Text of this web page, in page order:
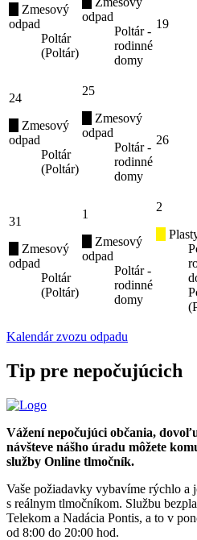
Zmesový
odpad
Poltár
(Poltár)
odpad
Poltár -
rodinné
domy
19
24
Zmesový
odpad
Poltár
(Poltár)
25
Zmesový
odpad
Poltár -
rodinné
domy
26
31
Zmesový
odpad
Poltár
(Poltár)
1
Zmesový
odpad
Poltár -
rodinné
domy
2
Kalendár zvozu odpadu
Tip pre nepočujúcich
Vážení nepočujúci občania,
návšteve nášho úradu môžete
služby Online tlmočník.
Vaše požiadavky vybavíme rýchlo a
s reálnym tlmočníkom. Službu
Telekom a Nadácia Pontis, a to v
od 8:00 do 20:00 hod.